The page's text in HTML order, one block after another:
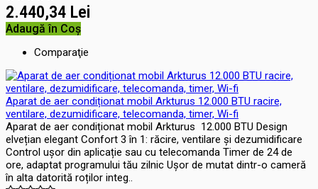
2.440,34 Lei
Adaugă în Coş
Comparaţie
Aparat de aer condiționat mobil Arkturus 12.000 BTU racire,
ventilare, dezumidificare, telecomanda, timer, Wi-fi
Aparat de aer condiționat mobil Arkturus 12.000 BTU Design
elvețian elegant Confort 3 în 1: răcire, ventilare și dezumidificare
Control ușor din aplicație sau cu telecomanda Timer de 24 de
ore, adaptat programului tău zilnic Ușor de mutat dintr-o cameră
în alta datorită roților integ..